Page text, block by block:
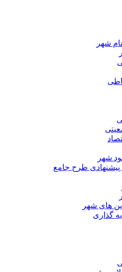
شهر
شهر
پیشنهادی طرح جامع
های شهر
گذاری